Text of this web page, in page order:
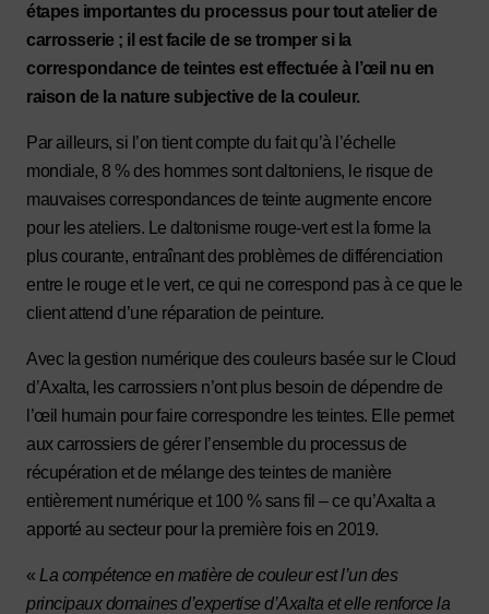
étapes importantes du processus pour tout atelier de
carrosserie ; il est facile de se tromper si la
correspondance de teintes est effectuée à l’œil nu en
raison de la nature subjective de la couleur.
Par ailleurs, si l’on tient compte du fait qu’à l’échelle
mondiale, 8 % des hommes sont daltoniens, le risque de
mauvaises correspondances de teinte augmente encore
pour les ateliers. Le daltonisme rouge-vert est la forme la
plus courante, entraînant des problèmes de différenciation
entre le rouge et le vert, ce qui ne correspond pas à ce que le
client attend d’une réparation de peinture.
Avec la gestion numérique des couleurs basée sur le Cloud
d’Axalta, les carrossiers n’ont plus besoin de dépendre de
l’œil humain pour faire correspondre les teintes. Elle permet
aux carrossiers de gérer l’ensemble du processus de
récupération et de mélange des teintes de manière
entièrement numérique et 100 % sans fil – ce qu’Axalta a
apporté au secteur pour la première fois en 2019.
« La compétence en matière de couleur est l’un des
principaux domaines d’expertise d’Axalta et elle renforce la